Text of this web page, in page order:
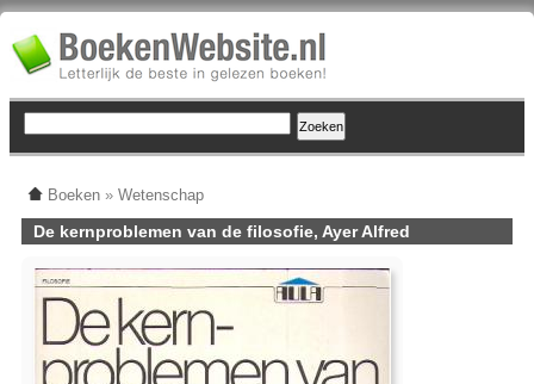
Boeken » Wetenschap
De kernproblemen van de filosofie, Ayer Alfred